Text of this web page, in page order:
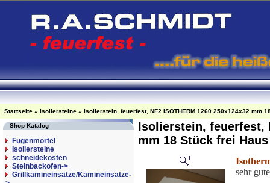
Startseite » Isoliersteine » Isolierstein, feuerfest, NF2 ISOTHERM 1260 250x124x32 mm
Shop Katalog
Fugenmörtel
Isoliersteine
schneidekosten
Steinbackofen->
Grillkamineinsätze/Kamineinsätze-
Isolierstein, feuerfest,
mm 18 Stück frei Haus
sehr